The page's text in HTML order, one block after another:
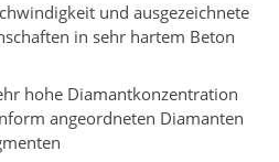
und ausgezeichnete
in sehr hartem Beton
hohe Diamantkonzentration
angeordneten Diamanten